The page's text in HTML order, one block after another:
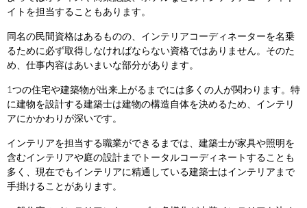
イトを担当することもあります。
同名の民間資格はあるものの、インテリアコーディネーターを名乗
るために必ず取得しなければならない資格ではありません。そのた
め、仕事内容はあいまいな部分があります。
1つの住宅や建築物が出来上がるまでには多くの人が関わります。特
に建物を設計する建築士は建物の構造自体を決めるため、インテリ
アにかかわりが深いです。
インテリアを担当する職業ができるまでは、建築士が家具や照明を
含むインテリアや庭の設計までトータルコーディネートすることも
多く、現在でもインテリアに精通している建築士はインテリアまで
手掛けることがあります。